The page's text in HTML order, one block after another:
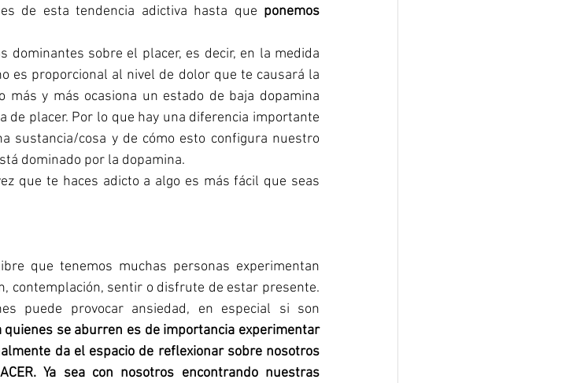
de esta tendencia adictiva hasta que ponemos
dominantes sobre el placer, es decir, en la medida
es proporcional al nivel de dolor que te causará la
y más ocasiona un estado de baja dopamina
de placer. Por lo que hay una diferencia importante
sustancia/cosa y de cómo esto configura nuestro
dominado por la dopamina.
que te haces adicto a algo es más fácil que seas
que tenemos muchas personas experimentan
contemplación, sentir o disfrute de estar presente.
puede provocar ansiedad, en especial si son
quienes se aburren es de importancia experimentar
da el espacio de reflexionar sobre nosotros
Ya sea con nosotros encontrando nuestras